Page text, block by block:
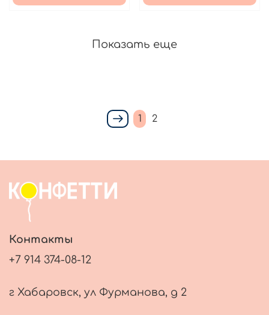
Показать еще
1 2
Контакты
+7 914 374-08-12
г Хабаровск, ул Фурманова, д 2